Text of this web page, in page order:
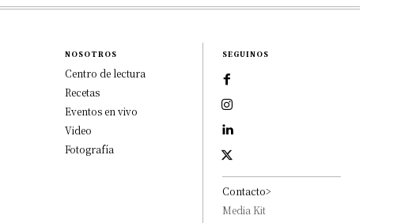
NOSOTROS
Centro de lectura
Recetas
Eventos en vivo
Video
Fotografía
SEGUINOS
Contacto>
Media Kit